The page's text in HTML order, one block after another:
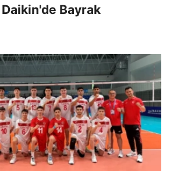
Bayrak